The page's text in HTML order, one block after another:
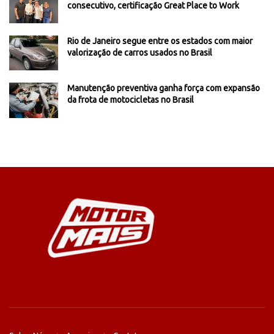
consecutivo, certificação Great Place to Work
Rio de Janeiro segue entre os estados com maior
valorização de carros usados no Brasil
Manutenção preventiva ganha força com expansão
da frota de motocicletas no Brasil